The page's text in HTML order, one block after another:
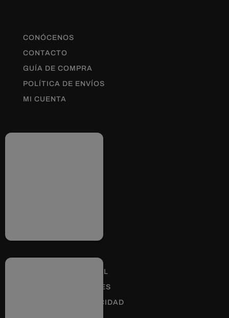
CONÓCENOS
CONTACTO
GUÍA DE COMPRA
POLÍTICA DE ENVÍOS
MI CUENTA
INFORMACIÓN LEGAL
POLÍTICA DE COOKIES
POLÍTICA DE PRIVACIDAD